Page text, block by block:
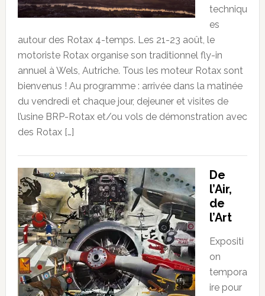
techniqu
es
autour des Rotax 4-temps. Les 21-23 août, le
motoriste Rotax organise son traditionnel fly-in
annuel à Wels, Autriche. Tous les moteur Rotax sont
bienvenus ! Au programme : arrivée dans la matinée
du vendredi et chaque jour, dejeuner et visites de
l’usine BRP-Rotax et/ou vols de démonstration avec
des Rotax […]
De
l’Air,
de
l’Art
Expositi
on
tempora
ire pour